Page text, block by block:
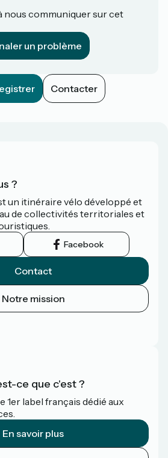
nous communiquer sur cet
un problème
Contacter
?
un itinéraire vélo développé et
de collectivités territoriales et
Facebook
Contact
Notre mission
ce que c'est ?
1er label français dédié aux
En savoir plus